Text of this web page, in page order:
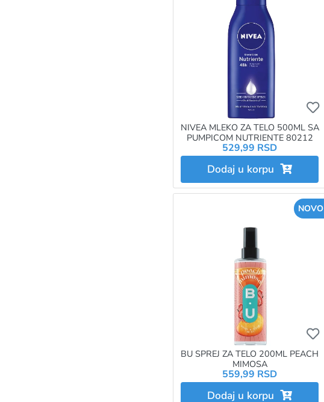
NIVEA MLEKO ZA TELO 500ML SA
PUMPICOM NUTRIENTE 80212
529,99 RSD
Dodaj u korpu
BU SPREJ ZA TELO 200ML PEACH
MIMOSA
NOVO
559,99 RSD
Dodaj u korpu